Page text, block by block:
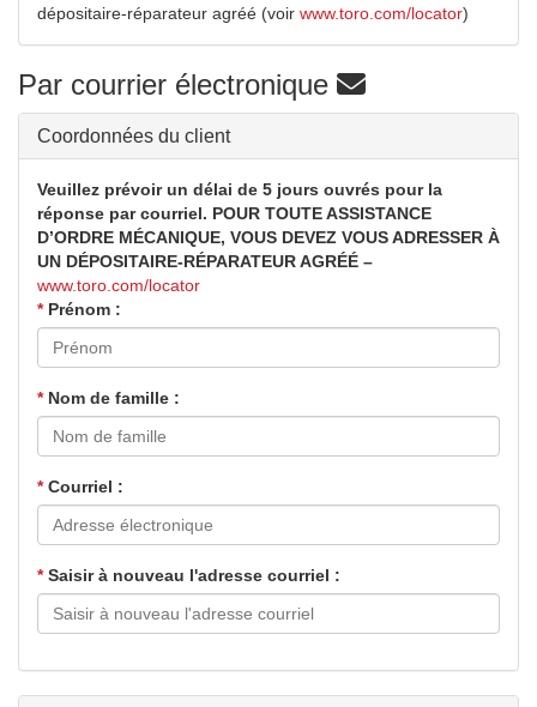
dépositaire-réparateur agréé (voir www.toro.com/locator)
Par courrier électronique
Coordonnées du client
Veuillez prévoir un délai de 5 jours ouvrés pour la
réponse par courriel. POUR TOUTE ASSISTANCE
D’ORDRE MÉCANIQUE, VOUS DEVEZ VOUS ADRESSER À
UN DÉPOSITAIRE-RÉPARATEUR AGRÉÉ –
www.toro.com/locator
*Prénom :
*Nom de famille :
*Courriel :
*Saisir à nouveau l'adresse courriel :